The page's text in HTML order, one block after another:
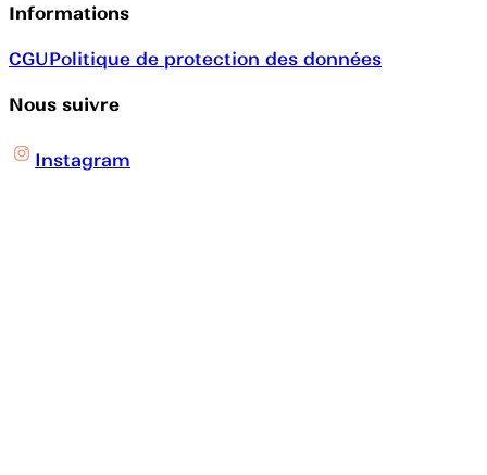
Informations
CGUPolitique de protection des données
Nous suivre
Instagram